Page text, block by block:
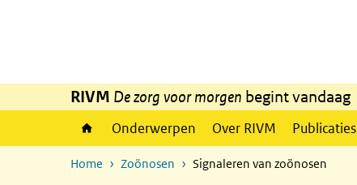
RIVM De zorg voor morgen begint vandaag
Onderwerpen Over RIVM Publicaties
Home Zoönosen Signaleren van zoönosen